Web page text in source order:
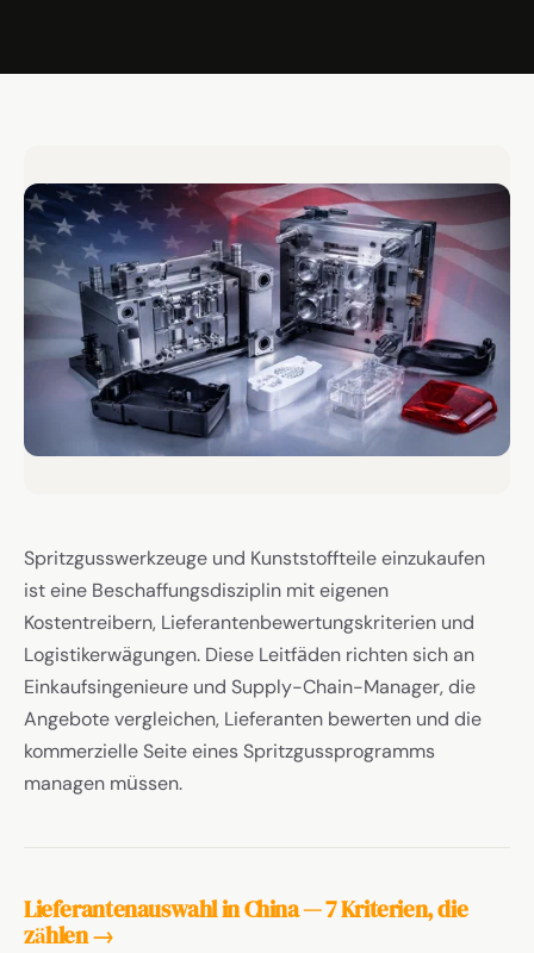
Spritzgusswerkzeuge und Kunststoffteile einzukaufen
ist eine Beschaffungsdisziplin mit eigenen
Kostentreibern, Lieferantenbewertungskriterien und
Logistikerwägungen. Diese Leitfäden richten sich an
Einkaufsingenieure und Supply-Chain-Manager, die
Angebote vergleichen, Lieferanten bewerten und die
kommerzielle Seite eines Spritzgussprogramms
managen müssen.
Lieferantenauswahl in China — 7 Kriterien, die
zählen →